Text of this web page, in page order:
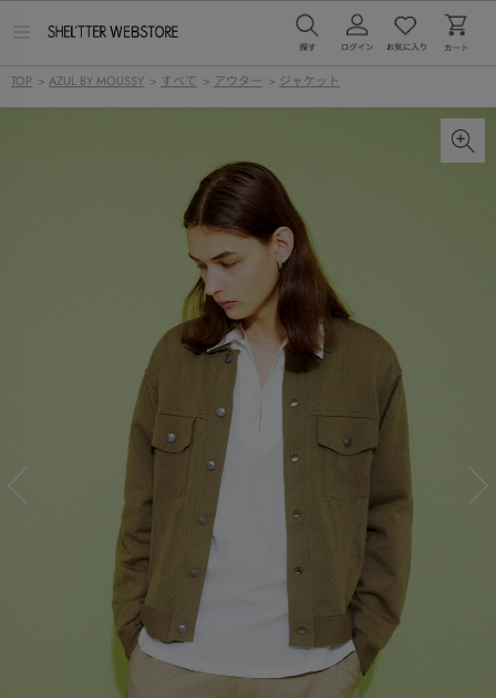
ー
を
TOP > AZUL BY MOUSSY > すべて > アウター > ジャケット